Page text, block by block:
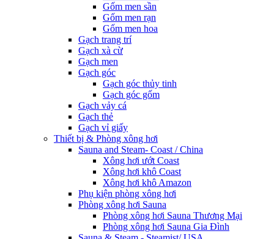
Gốm men sần
Gốm men rạn
Gốm men hoa
Gạch trang trí
Gạch xà cừ
Gạch men
Gạch góc
Gạch góc thủy tinh
Gạch góc gốm
Gạch vảy cá
Gạch thẻ
Gạch vỉ giấy
Thiết bị & Phòng xông hơi
Sauna and Steam- Coast / China
Xông hơi ướt Coast
Xông hơi khô Coast
Xông hơi khô Amazon
Phụ kiện phòng xông hơi
Phòng xông hơi Sauna
Phòng xông hơi Sauna Thương Mại
Phòng xông hơi Sauna Gia Đình